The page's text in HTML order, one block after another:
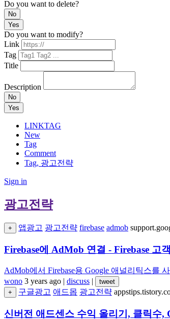
Do you want to delete?
No
Yes
Do you want to modify?
Link
Tag
Title
Description
No
Yes
LINKTAG
New
Tag
Comment
Tag, 광고전략
Sign in
광고전략
+ 앱광고 광고전략 firebase admob
Firebase에 AdMob 연결 - Firebase 고
AdMob에서 Firebase용 Google 애널리틱스를
wono 3 years ago | discuss |
tweet
+
구글광고 애드몹 광고전략
신버전 애드센스 수익 올리기, 클릭수,